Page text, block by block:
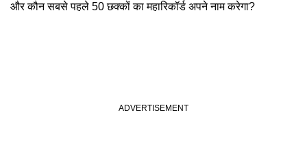
और कौन सबसे पहले 50 छक्कों का महारिकॉर्ड अपने नाम करेगा?